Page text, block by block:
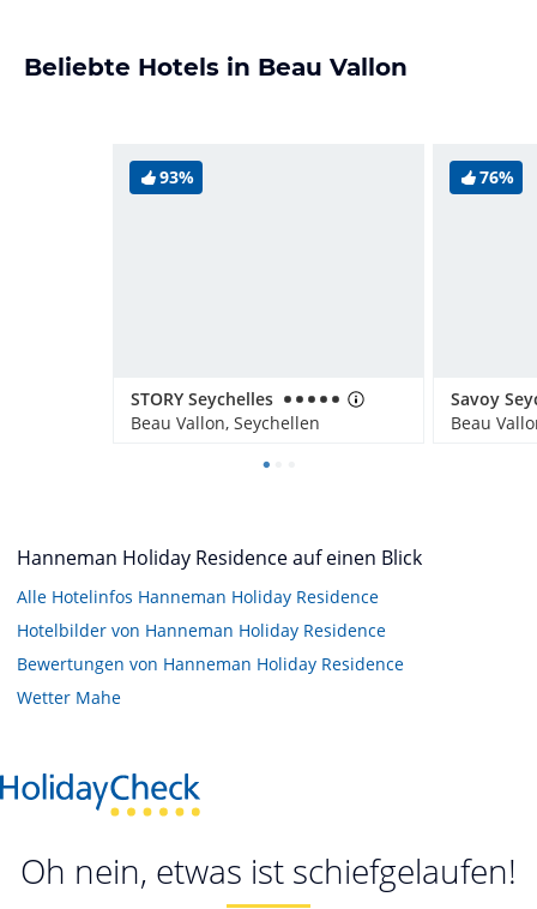
Beliebte Hotels in Beau Vallon
93%
STORY Seychelles
Beau Vallon, Seychellen
76%
Beau
Hanneman Holiday Residence auf einen Blick
Alle Hotelinfos Hanneman Holiday Residence
Hotelbilder von Hanneman Holiday Residence
Bewertungen von Hanneman Holiday Residence
Wetter Mahe
Oh nein, etwas ist schiefgelaufen!